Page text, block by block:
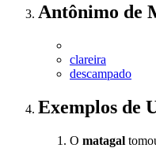
Antônimo de
clareira
descampado
Exemplos de
O matagal